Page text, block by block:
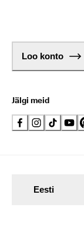
Loo konto
Jälgi meid
Eesti